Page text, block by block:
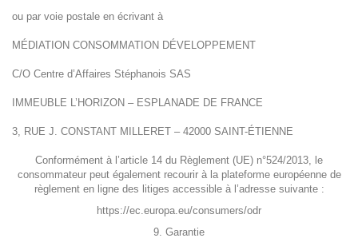
ou par voie postale en écrivant à
MÉDIATION CONSOMMATION DÉVELOPPEMENT
C/O Centre d’Affaires Stéphanois SAS
IMMEUBLE L’HORIZON – ESPLANADE DE FRANCE
3, RUE J. CONSTANT MILLERET – 42000 SAINT-ÉTIENNE
Conformément à l’article 14 du Règlement (UE) n°524/2013, le
consommateur peut également recourir à la plateforme européenne de
règlement en ligne des litiges accessible à l’adresse suivante :
https://ec.europa.eu/consumers/odr
9. Garantie